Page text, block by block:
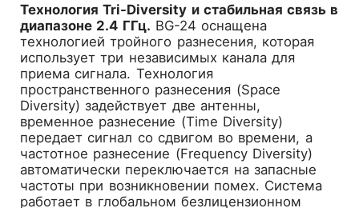
Технология Tri-Diversity и стабильная связь в
диапазоне 2.4 ГГц. BG-24 оснащена
технологией тройного разнесения, которая
использует три независимых канала для
приема сигнала. Технология
пространственного разнесения (Space
Diversity) задействует две антенны,
временное разнесение (Time Diversity)
передает сигнал со сдвигом во времени, а
частотное разнесение (Frequency Diversity)
автоматически переключается на запасные
частоты при возникновении помех. Система
работает в глобальном безлицензионном